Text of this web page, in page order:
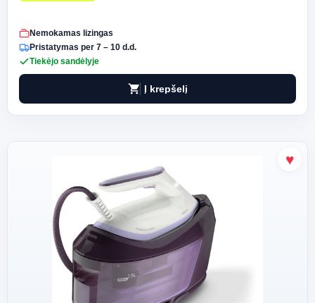
Nemokamas lizingas
Pristatymas per 7 – 10 d.d.
Tiekėjo sandėlyje
shopping_cart Į krepšelį